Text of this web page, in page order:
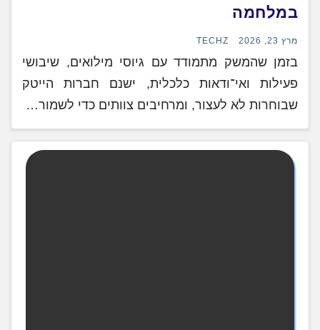
במלחמה
מרץ 23, 2026 TECHZ
בזמן שהמשק מתמודד עם גיוסי מילואים, שיבושי
פעילות ואי־ודאות כלכלית, ישנם חברות הייטק
שבוחרות לא לעצור, ומרחיבים צוותים כדי לשמור…